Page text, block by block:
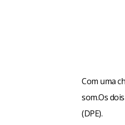
Com uma
som.Os
(DPE).